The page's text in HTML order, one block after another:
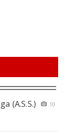
(A.S.S.)
10